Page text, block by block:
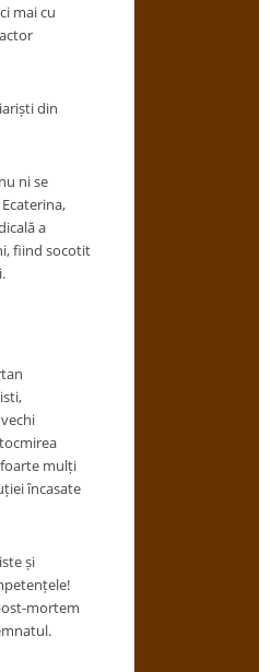
mai cu
din
ni se
a
fiind socotit
mulți
încasate
și
mortem